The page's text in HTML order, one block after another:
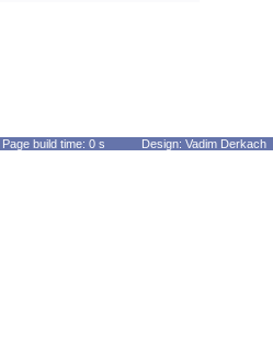
Page build time: 0 s Design: Vadim Derkach